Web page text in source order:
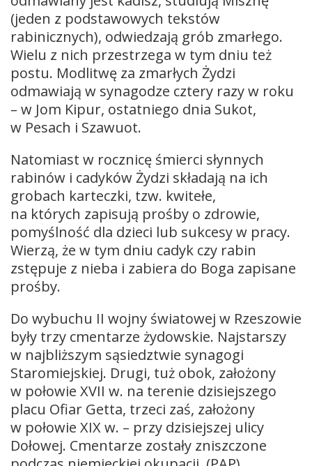
(jeden z podstawowych tekstów
rabinicznych), odwiedzają grób zmarłego.
Wielu z nich przestrzega w tym dniu też
postu. Modlitwę za zmarłych Żydzi
odmawiają w synagodze cztery razy w roku
– w Jom Kipur, ostatniego dnia Sukot,
w Pesach i Szawuot.
Natomiast w rocznicę śmierci słynnych
rabinów i cadyków Żydzi składają na ich
grobach karteczki, tzw. kwitełe,
na których zapisują prośby o zdrowie,
pomyślność dla dzieci lub sukcesy w pracy.
Wierzą, że w tym dniu cadyk czy rabin
zstępuje z nieba i zabiera do Boga zapisane
prośby.
Do wybuchu II wojny światowej w Rzeszowie
były trzy cmentarze żydowskie. Najstarszy
w najbliższym sąsiedztwie synagogi
Staromiejskiej. Drugi, tuż obok, założony
w połowie XVII w. na terenie dzisiejszego
placu Ofiar Getta, trzeci zaś, założony
w połowie XIX w. – przy dzisiejszej ulicy
Dołowej. Cmentarze zostały zniszczone